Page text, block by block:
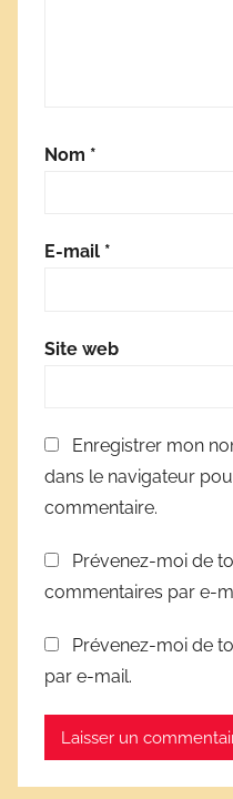
Nom *
E-mail *
Site web
Enregistrer mon
dans le navigateur
commentaire.
Prévenez-moi de
commentaires par e-
Prévenez-moi de
par e-mail.